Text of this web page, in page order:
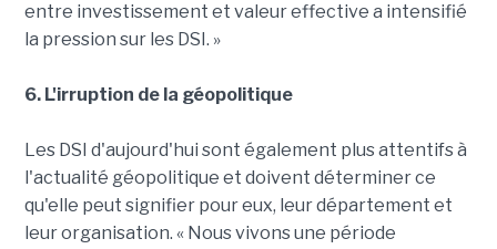
entre investissement et valeur effective a intensifié
la pression sur les DSI. »
6. L'irruption de la géopolitique
Les DSI d'aujourd'hui sont également plus attentifs à
l'actualité géopolitique et doivent déterminer ce
qu'elle peut signifier pour eux, leur département et
leur organisation. « Nous vivons une période